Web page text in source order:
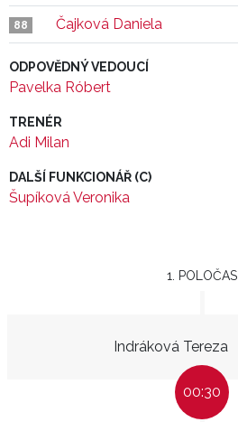
88 Čajková Daniela
ODPOVĚDNÝ VEDOUCÍ
Pavelka Róbert
TRENÉR
Adi Milan
DALŠÍ FUNKCIONÁŘ (C)
Šupíková Veronika
1. POLOČAS
Indráková Tereza
00:30